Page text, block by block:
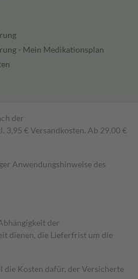
- Mein Medikationsplan
der
3,95 € Versandkosten. Ab 29,00 €
Anwendungshinweise des
der
dienen, die Lieferfrist um die
die Kosten dafür, der Versicherte